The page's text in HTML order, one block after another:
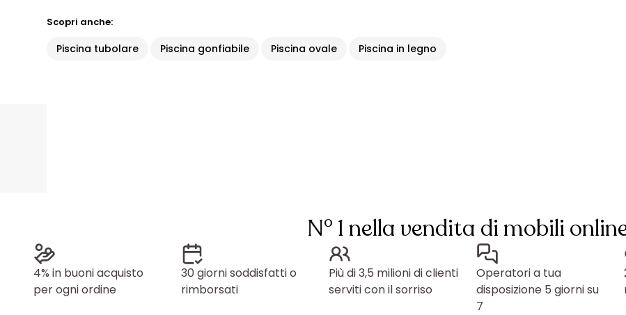
Scopri anche:
Piscina tubolare Piscina gonfiabile Piscina ovale Piscina in legno
N° 1 nella vendita di mobili
4% in buoni acquisto
per ogni ordine
30 giorni soddisfatti o
rimborsati
Più di 3,5 milioni di clienti
serviti con il sorriso
Operatori a tua
disposizione 5 giorni su
7